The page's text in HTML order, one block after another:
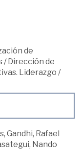
de
/ Dirección de
Liderazgo /
Gandhi, Rafael
Nando